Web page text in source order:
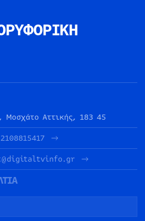
Αττικής, 183 45
2108815417